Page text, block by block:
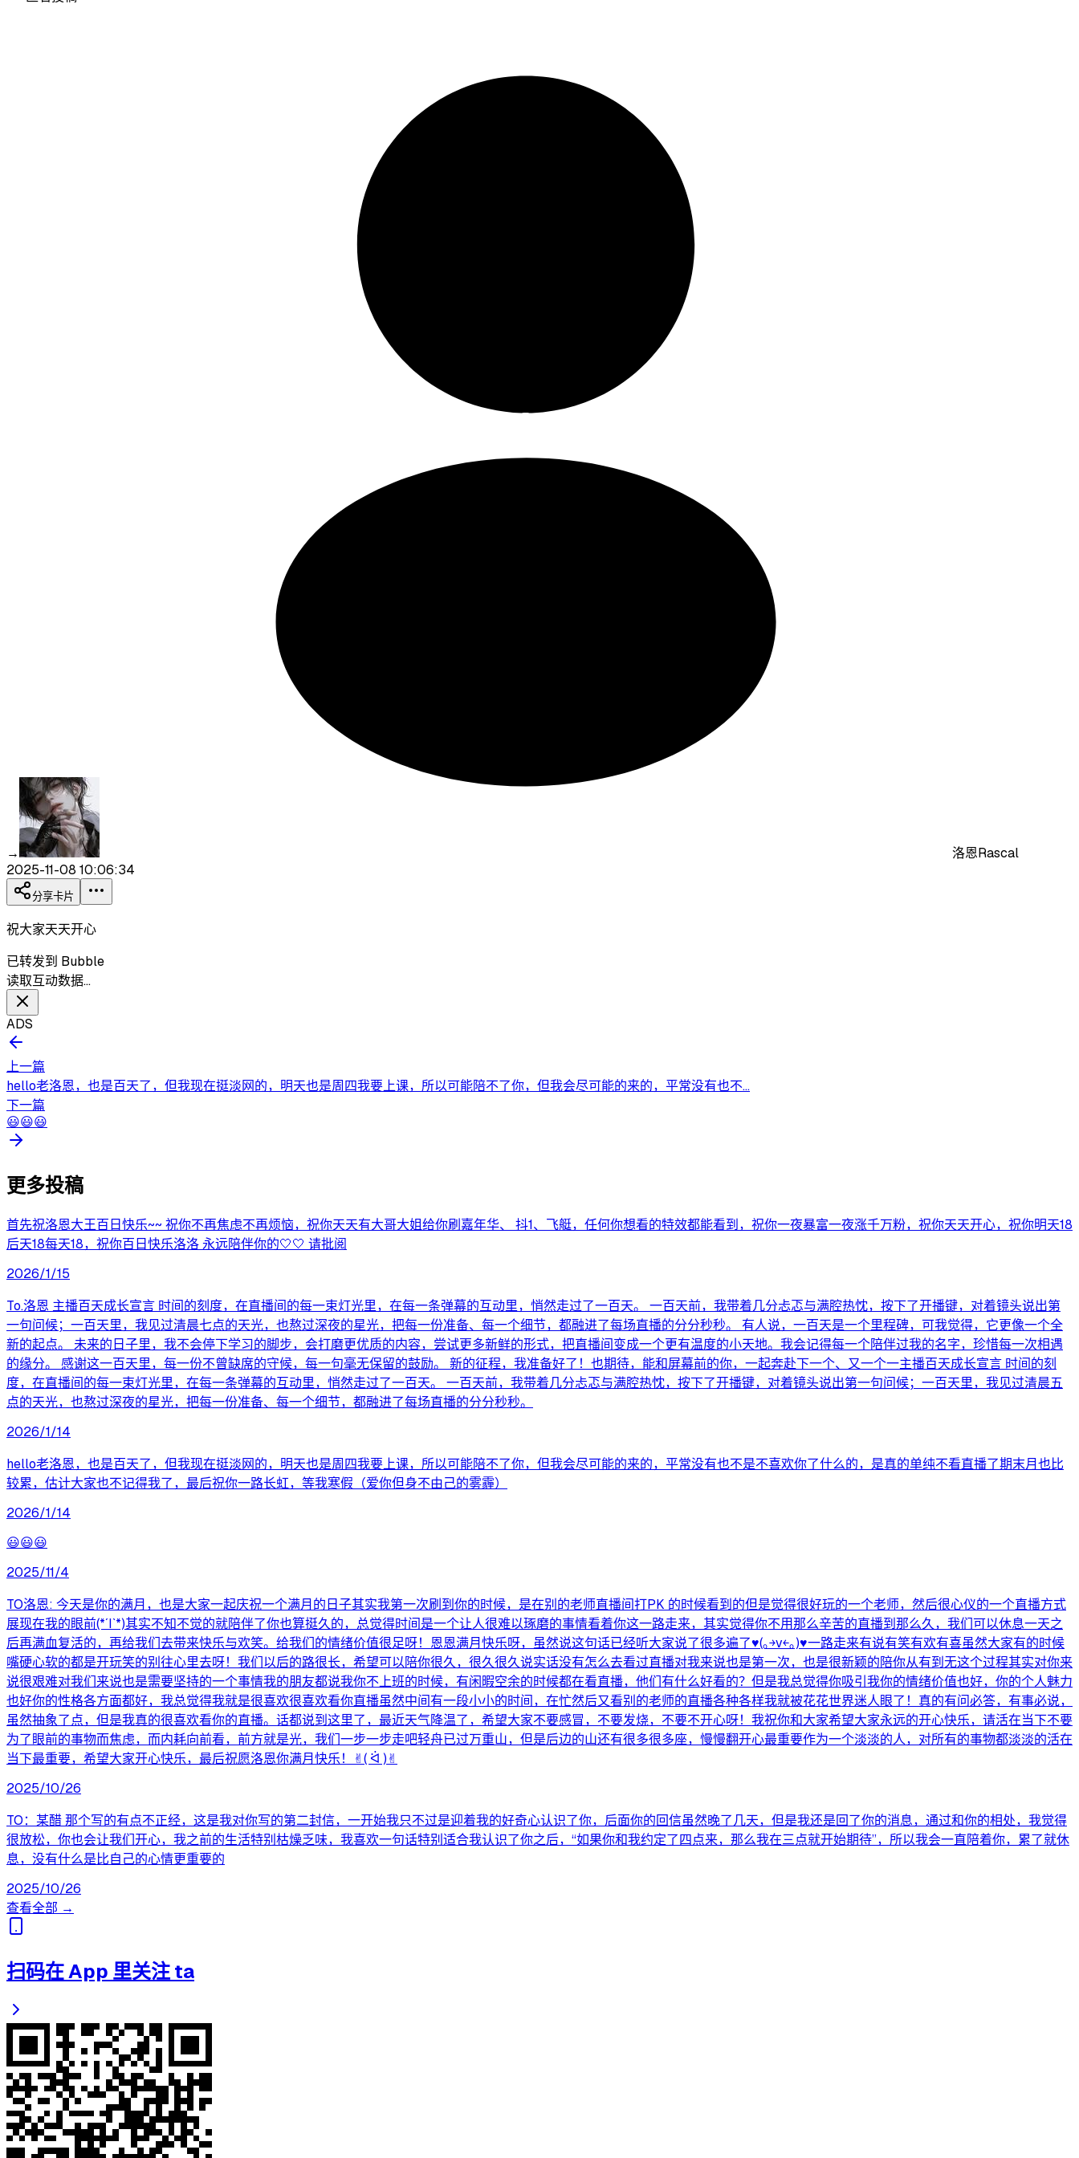
→
洛恩Rascal
2025-11-08 10:06:34
分享卡片
祝大家天天开心
已转发到 Bubble
读取互动数据…
ADS
上一篇
hello老洛恩，也是百天了，但我现在挺淡网的，明天也是周四我要上课，所以可能陪不了你，但我会尽可能的来的，平常没有也不...
下一篇
😃😃😃
更多投稿
首先祝洛恩大王百日快乐~~ 祝你不再焦虑不再烦恼，祝你天天有大哥大姐给你刷嘉年华、 抖1、飞艇，任何你想看的特效都能看到，祝你一夜暴富一夜涨千万粉，祝你天天开心，祝你明天18
后天18每天18，祝你百日快乐洛洛 永远陪伴你的🤍🤍 请批阅
2026/1/15
To.洛恩 主播百天成长宣言 时间的刻度，在直播间的每一束灯光里，在每一条弹幕的互动里，悄然走过了一百天。 一百天前，我带着几分忐忑与满腔热忱，按下了开播键，对着镜头说出第
一句问候；一百天里，我见过清晨七点的天光，也熬过深夜的星光，把每一份准备、每一个细节，都融进了每场直播的分分秒秒。 有人说，一百天是一个里程碑，可我觉得，它更像一个全
新的起点。 未来的日子里，我不会停下学习的脚步，会打磨更优质的内容，尝试更多新鲜的形式，把直播间变成一个更有温度的小天地。我会记得每一个陪伴过我的名字，珍惜每一次相遇
的缘分。 感谢这一百天里，每一份不曾缺席的守候，每一句毫无保留的鼓励。 新的征程，我准备好了！也期待，能和屏幕前的你，一起奔赴下一个、又一个一主播百天成长宣言 时间的刻
度，在直播间的每一束灯光里，在每一条弹幕的互动里，悄然走过了一百天。 一百天前，我带着几分忐忑与满腔热忱，按下了开播键，对着镜头说出第一句问候；一百天里，我见过清晨五
点的天光，也熬过深夜的星光，把每一份准备、每一个细节，都融进了每场直播的分分秒秒。
2026/1/14
hello老洛恩，也是百天了，但我现在挺淡网的，明天也是周四我要上课，所以可能陪不了你，但我会尽可能的来的，平常没有也不是不喜欢你了什么的，是真的单纯不看直播了期末月也比
较累，估计大家也不记得我了，最后祝你一路长虹，等我寒假（爱你但身不由己的雾霾）
2026/1/14
😃😃😃
2025/11/4
TO洛恩: 今天是你的满月，也是大家一起庆祝一个满月的日子其实我第一次刷到你的时候，是在别的老师直播间打PK 的时候看到的但是觉得很好玩的一个老师，然后很心仪的一个直播方式
展现在我的眼前(*´I`*)其实不知不觉的就陪伴了你也算挺久的，总觉得时间是一个让人很难以琢磨的事情看着你这一路走来，其实觉得你不用那么辛苦的直播到那么久，我们可以休息一天之
后再满血复活的，再给我们去带来快乐与欢笑。给我们的情绪价值很足呀！恩恩满月快乐呀，虽然说这句话已经听大家说了很多遍了♥(｡￫v￩｡)♥一路走来有说有笑有欢有喜虽然大家有的时候
嘴硬心软的都是开玩笑的别往心里去呀！我们以后的路很长，希望可以陪你很久，很久很久说实话没有怎么去看过直播对我来说也是第一次，也是很新颖的陪你从有到无这个过程其实对你来
说很艰难对我们来说也是需要坚持的一个事情我的朋友都说我你不上班的时候，有闲暇空余的时候都在看直播，他们有什么好看的？但是我总觉得你吸引我你的情绪价值也好，你的个人魅力
也好你的性格各方面都好，我总觉得我就是很喜欢很喜欢看你直播虽然中间有一段小小的时间，在忙然后又看别的老师的直播各种各样我就被花花世界迷人眼了！真的有问必答，有事必说，
虽然抽象了点，但是我真的很喜欢看你的直播。话都说到这里了，最近天气降温了，希望大家不要感冒，不要发烧，不要不开心呀！我祝你和大家希望大家永远的开心快乐，请活在当下不要
为了眼前的事物而焦虑，而内耗向前看，前方就是光，我们一步一步走吧轻舟已过万重山，但是后边的山还有很多很多座，慢慢翻开心最重要作为一个淡淡的人，对所有的事物都淡淡的活在
当下最重要，希望大家开心快乐，最后祝愿洛恩你满月快乐！✌︎( ᐛ )✌︎
2025/10/26
TO：某醋 那个写的有点不正经，这是我对你写的第二封信，一开始我只不过是迎着我的好奇心认识了你，后面你的回信虽然晚了几天，但是我还是回了你的消息，通过和你的相处，我觉得
很放松，你也会让我们开心，我之前的生活特别枯燥乏味，我喜欢一句话特别适合我认识了你之后，“如果你和我约定了四点来，那么我在三点就开始期待”，所以我会一直陪着你，累了就休
息，没有什么是比自己的心情更重要的
2025/10/26
查看全部 →
扫码在 App 里关注 ta